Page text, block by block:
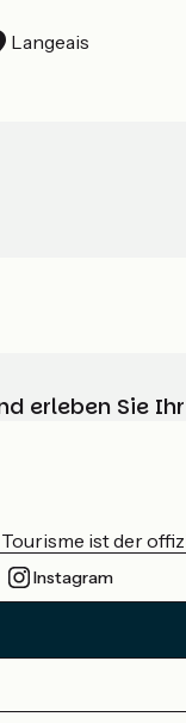
Langeais
erleben Sie
ist der
Instagram